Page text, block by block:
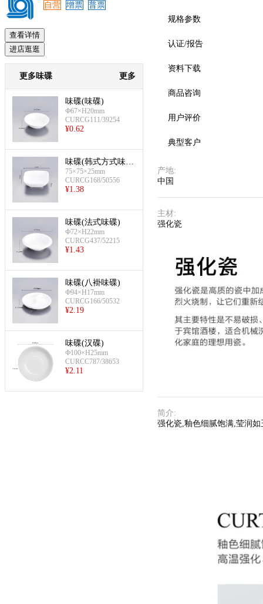
自营
增票 普票
查看详情
进店逛逛
更多味碟 更多
味碟(味碟)
Ф67×H20mm
CURCG111/39254
¥0.62
味碟(韩式方式味
碟)
75×75×25mm
CURCG168/50556
¥1.38
味碟(法式味碟)
Ф72×H22mm
CURCG437/52215
¥1.43
味碟(八褂味碟)
Ф94×H17mm
CURCG166/50532
¥2.19
味碟(汉碟)
Ф100×H25mm
CURCC787/38653
¥2.11
规格参数
认证/报告
资料下载
商品咨询
用户评价
典型客户
产地:
中国
主材:
强化瓷
简介:
强化瓷,釉色细腻饱满,莹润